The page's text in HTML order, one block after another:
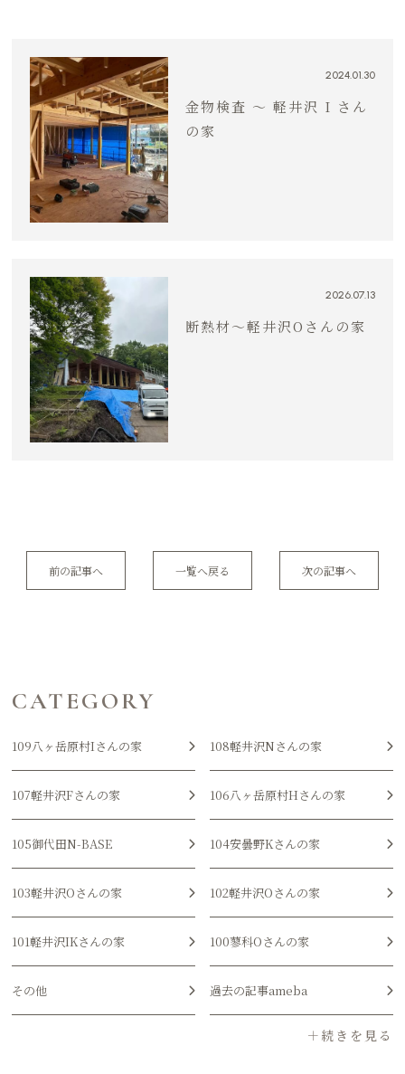
2024.01.30
金物検査 〜 軽井沢 I さん
の家
2026.07.13
断熱材〜軽井沢Oさんの家
前の記事へ 一覧へ戻る 次の記事へ
CATEGORY
109八ヶ岳原村Iさんの家 108軽井沢Nさんの家
107軽井沢Fさんの家 106八ヶ岳原村Hさんの家
105御代田N-BASE 104安曇野Kさんの家
103軽井沢Oさんの家 102軽井沢Oさんの家
101軽井沢IKさんの家 100蓼科Oさんの家
その他 過去の記事ameba